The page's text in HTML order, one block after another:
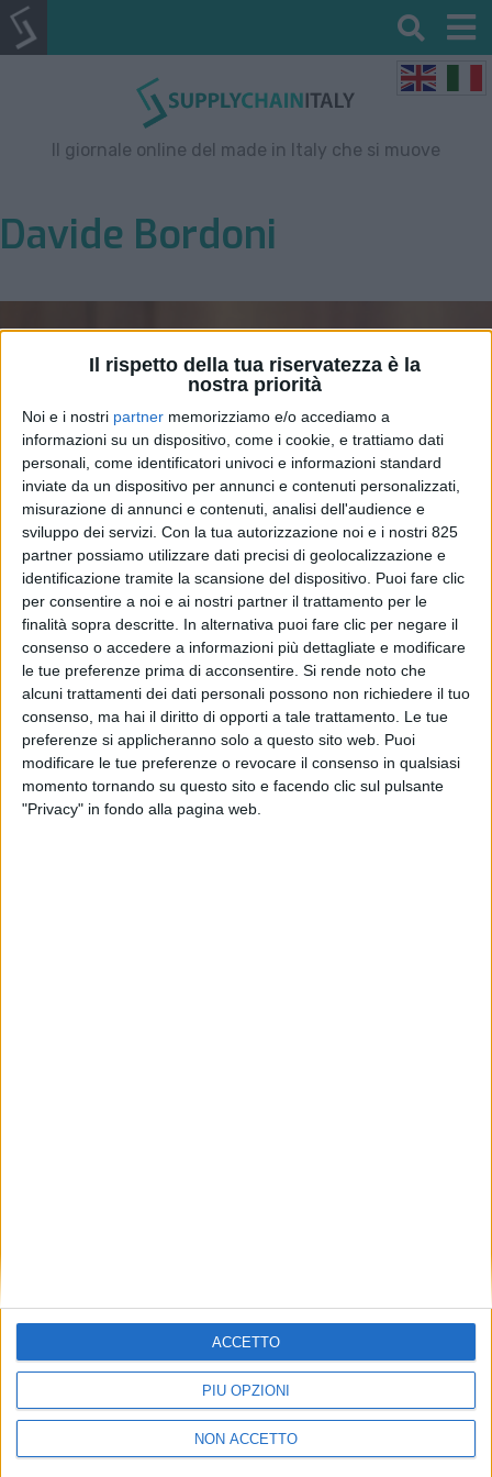
Il rispetto della tua riservatezza è la
nostra priorità
Noi e i nostri partner memorizziamo e/o accediamo a
informazioni su un dispositivo, come i cookie, e trattiamo dati
personali, come identificatori univoci e informazioni standard
inviate da un dispositivo per annunci e contenuti personalizzati,
misurazione di annunci e contenuti, analisi dell'audience e
sviluppo dei servizi. Con la tua autorizzazione noi e i nostri 825
partner possiamo utilizzare dati precisi di geolocalizzazione e
identificazione tramite la scansione del dispositivo. Puoi fare clic
per consentire a noi e ai nostri partner il trattamento per le
finalità sopra descritte. In alternativa puoi fare clic per negare il
consenso o accedere a informazioni più dettagliate e modificare
le tue preferenze prima di acconsentire. Si rende noto che
alcuni trattamenti dei dati personali possono non richiedere il tuo
consenso, ma hai il diritto di opporti a tale trattamento. Le tue
preferenze si applicheranno solo a questo sito web. Puoi
modificare le tue preferenze o revocare il consenso in qualsiasi
momento tornando su questo sito e facendo clic sul pulsante
"Privacy" in fondo alla pagina web.
PIÙ OPZIONI
NON ACCETTO
ACCETTO
Il giornale online del made in Italy che si muove
Davide Bordoni
Davide Bordoni confermato
alla guida di Ram S.p.A.
POLITICA 15 MAGGIO 2026